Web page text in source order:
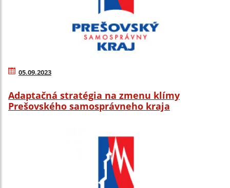
05.09.2023
Adaptačná stratégia na zmenu klímy
Prešovského samosprávneho kraja